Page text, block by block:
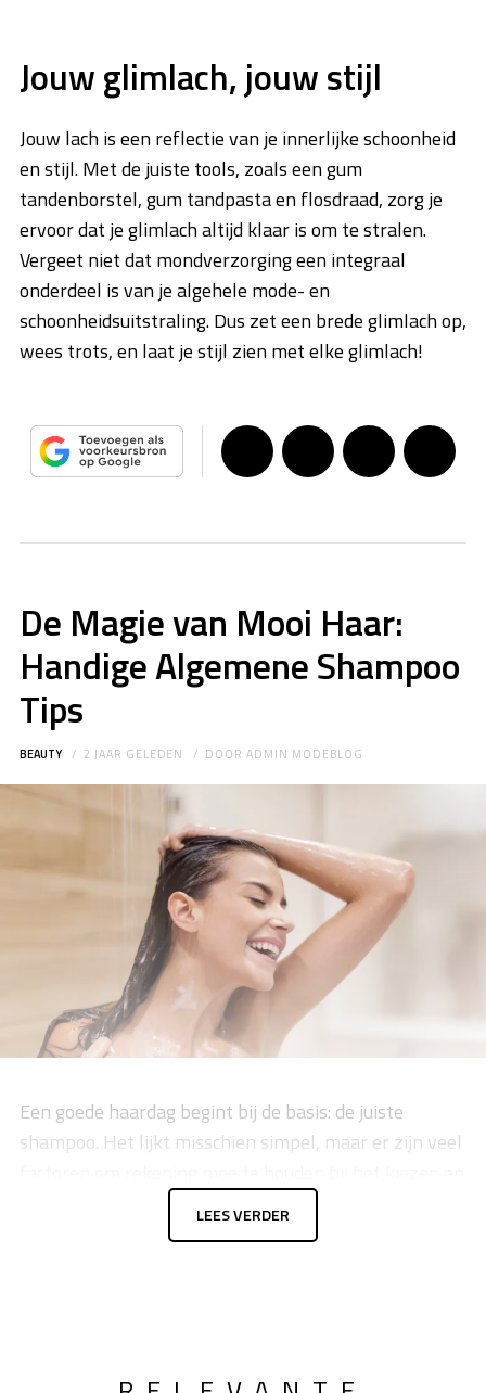
Jouw glimlach, jouw stijl
Jouw lach is een reflectie van je innerlijke schoonheid
en stijl. Met de juiste tools, zoals een gum
tandenborstel, gum tandpasta en flosdraad, zorg je
ervoor dat je glimlach altijd klaar is om te stralen.
Vergeet niet dat mondverzorging een integraal
onderdeel is van je algehele mode- en
schoonheidsuitstraling. Dus zet een brede glimlach op,
wees trots, en laat je stijl zien met elke glimlach!
De Magie van Mooi Haar:
Handige Algemene Shampoo
Tips
BEAUTY 2 JAAR GELEDEN DOORADMIN MODEBLOG
Een goede haardag begint bij de basis: de juiste
shampoo. Het lijkt misschien simpel, maar er zijn veel
gebruiken van de perfecte shampoo. Hier zijn enkele
handige algemene shampoo tips om je haar op zijn
LEES VERDER